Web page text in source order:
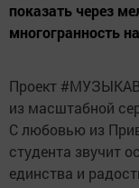
показать через
многогранность
Проект
из масштабной
С любовью из
студента звучит
единства и